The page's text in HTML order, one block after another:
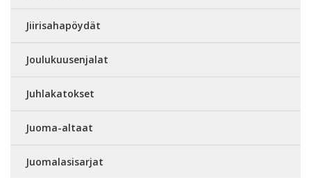
Jiirisahapöydät
Joulukuusenjalat
Juhlakatokset
Juoma-altaat
Juomalasisarjat